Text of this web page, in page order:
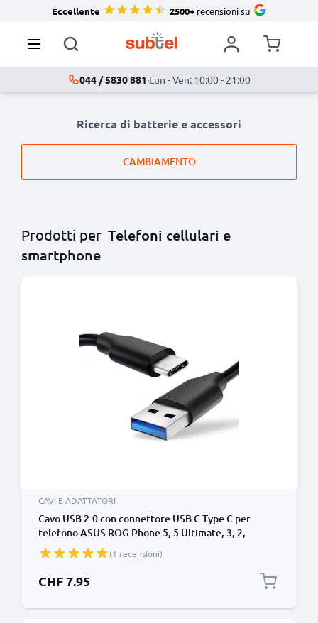
Eccellente 2500+recensioni su
044 / 5830 881·Lun - Ven: 10:00 - 21:00
Ricerca di batterie e accessori
CAMBIAMENTO
Prodotti per Telefoni cellulari e
smartphone
CAVI E ADATTATORI
Cavo USB 2.0 con connettore USB C Type C per
telefono ASUS ROG Phone 5, 5 Ultimate, 3, 2,
Zenfone 8, 7, 7 Pro, 6 (2019), 4, 3 filo di 1,0m cavetto
dati & ricarica 3A in PVC nero per cellulare
(1 recensioni)
CHF 7.95